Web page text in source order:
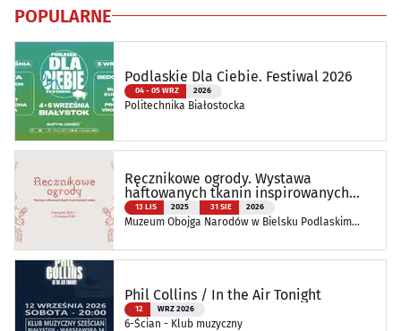
POPULARNE
Podlaskie Dla Ciebie. Festiwal 2026
04 - 05 WRZ 2026
Politechnika Białostocka
Ręcznikowe ogrody. Wystawa
haftowanych tkanin inspirowanych
naturą
13 LIS 2025 31 SIE 2026
Muzeum Obojga Narodów w Bielsku Podlaskim
Phil Collins / In the Air Tonight
12 WRZ 2026
6-Ścian - Klub muzyczny